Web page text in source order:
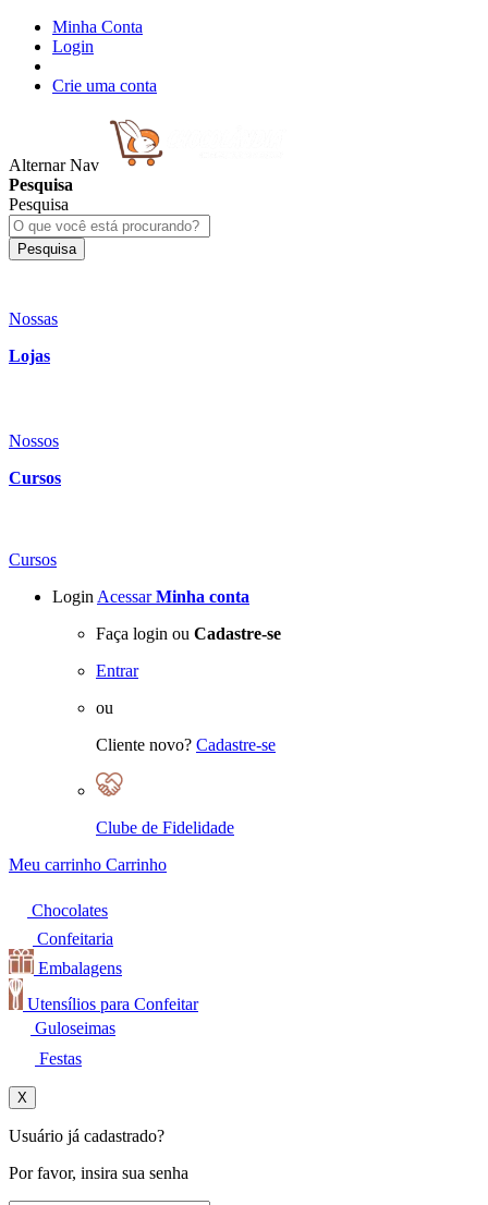
Minha Conta
Login
Crie uma conta
Alternar Nav
Pesquisa
Pesquisa
Pesquisa
Nossas
Lojas
Nossos
Cursos
Cursos
Login Acessar Minha conta
Faça login ou Cadastre-se
Entrar
ou
Cliente novo? Cadastre-se
Clube de Fidelidade
Meu carrinho Carrinho
Chocolates
Confeitaria
Embalagens
Utensílios para Confeitar
Guloseimas
Festas
X
Usuário já cadastrado?
Por favor, insira sua senha